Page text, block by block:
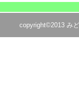
copyright©2013 み